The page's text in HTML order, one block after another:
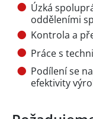
Úzká
odděleními
Kontrola a
Práce s
Podílení se
efektivity